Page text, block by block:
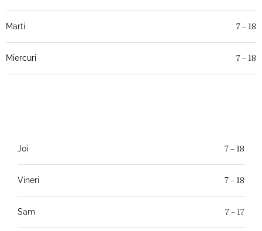
Marti 7 – 18
Miercuri 7 – 18
Joi 7 – 18
Vineri 7 – 18
Sam 7 – 17